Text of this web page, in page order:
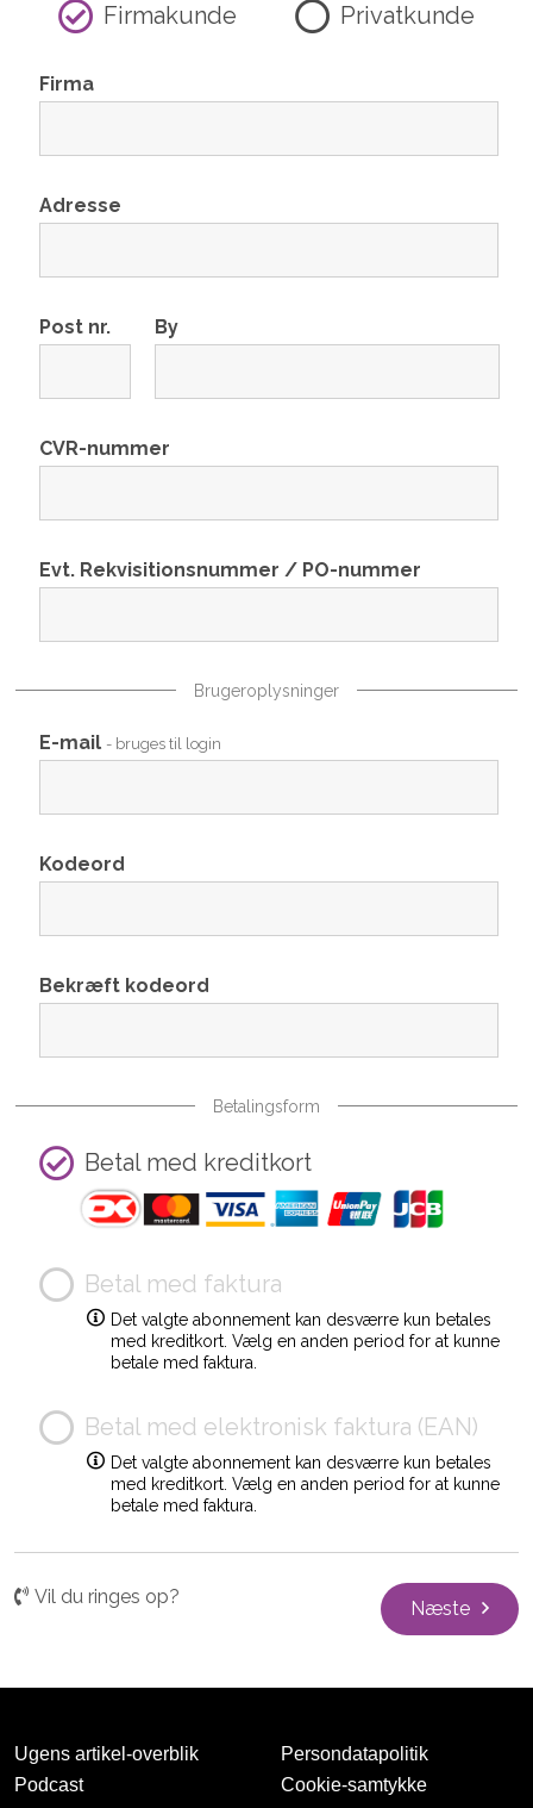
Firmakunde Privatkunde
Firma
Adresse
Post nr. By
CVR-nummer
Evt. Rekvisitionsnummer / PO-nummer
Brugeroplysninger
E-mail - bruges til login
Kodeord
Bekræft kodeord
Betalingsform
Betal med kreditkort
Betal med faktura
Det valgte abonnement kan desværre kun betales
med kreditkort. Vælg en anden period for at kunne
betale med faktura.
Betal med elektronisk faktura (EAN)
Det valgte abonnement kan desværre kun betales
med kreditkort. Vælg en anden period for at kunne
betale med faktura.
Vil du ringes op?
Næste
Ugens artikel-overblik
Podcast
Persondatapolitik
Cookie-samtykke